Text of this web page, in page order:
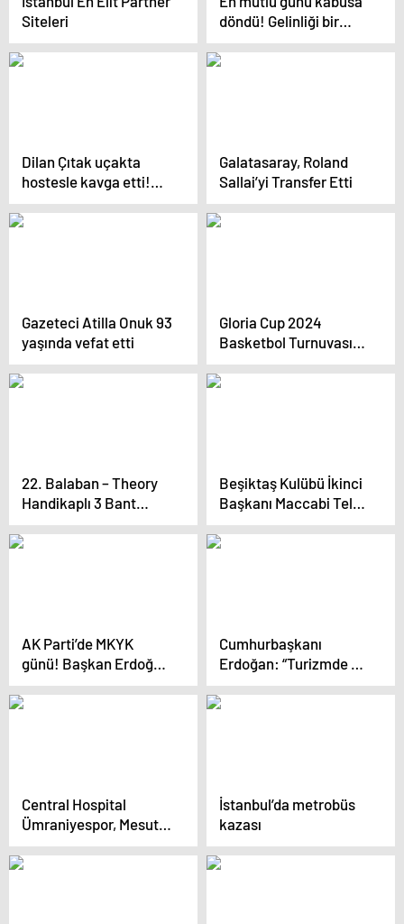
Siteleri
döndü! Gelinliği bir
anda alevler içinde
kaldı
Dilan Çıtak uçakta
hostesle kavga etti!
“Gözündeki lensleri
oydurtma bana. Ben
Galatasaray, Roland
Sallai’yi Transfer Etti
Gazeteci Atilla Onuk 93
yaşında vefat etti
Gloria Cup 2024
Basketbol Turnuvası
Antalya’da
Düzenlenecek
22. Balaban – Theory
Handikaplı 3 Bant
Bilardo Turnuvası
İstanbul’da Başladı
Beşiktaş Kulübü İkinci
Başkanı Maccabi Tel
Aviv’i İstanbul’da
Ağırlamayı Bekliyor
AK Parti’de MKYK
günü! Başkan Erdoğan
sinyali vermişti:
Değişimin fitili
Cumhurbaşkanı
Erdoğan: “Turizmde de
dünya markası olana
kadar durmayacağız”
Central Hospital
Ümraniyespor, Mesut
Özil’e altyapıyı emanet
edecek
İstanbul’da metrobüs
kazası